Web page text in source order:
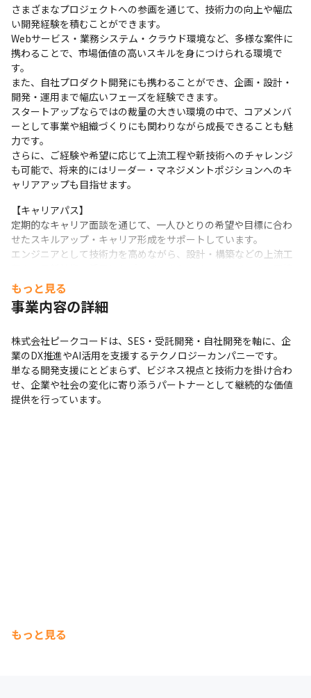
さまざまなプロジェクトへの参画を通じて、技術力の向上や幅広
い開発経験を積むことができます。
Webサービス・業務システム・クラウド環境など、多様な案件に
携わることで、市場価値の高いスキルを身につけられる環境で
す。
また、自社プロダクト開発にも携わることができ、企画・設計・
開発・運用まで幅広いフェーズを経験できます。
スタートアップならではの裁量の大きい環境の中で、コアメンバ
ーとして事業や組織づくりにも関わりながら成長できることも魅
力です。
さらに、ご経験や希望に応じて上流工程や新技術へのチャレンジ
も可能で、将来的にはリーダー・マネジメントポジションへのキ
ャリアアップも目指せます。
【キャリアパス】
定期的なキャリア面談を通じて、一人ひとりの希望や目標に合わ
せたスキルアップ・キャリア形成をサポートしています。
エンジニアとして技術力を高めながら、設計・構築などの上流工
です。
将来的には、Tech Lead、SRE、クラウドアーキテクト、PM / PL
などへのキャリアアップも可能です。
してのキャリア形成も目指していただけます。
もっと見る
事業内容の詳細
株式会社ピークコードは、SES・受託開発・自社開発を軸に、企
業のDX推進やAI活用を支援するテクノロジーカンパニーです。
単なる開発支援にとどまらず、ビジネス視点と技術力を掛け合わ
せ、企業や社会の変化に寄り添うパートナーとして継続的な価値
提供を行っています。
もっと見る